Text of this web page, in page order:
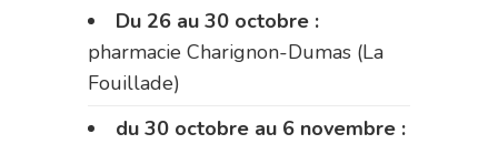
Du 26 au 30 octobre :
pharmacie Charignon-Dumas (La
Fouillade)
du 30 octobre au 6 novembre :